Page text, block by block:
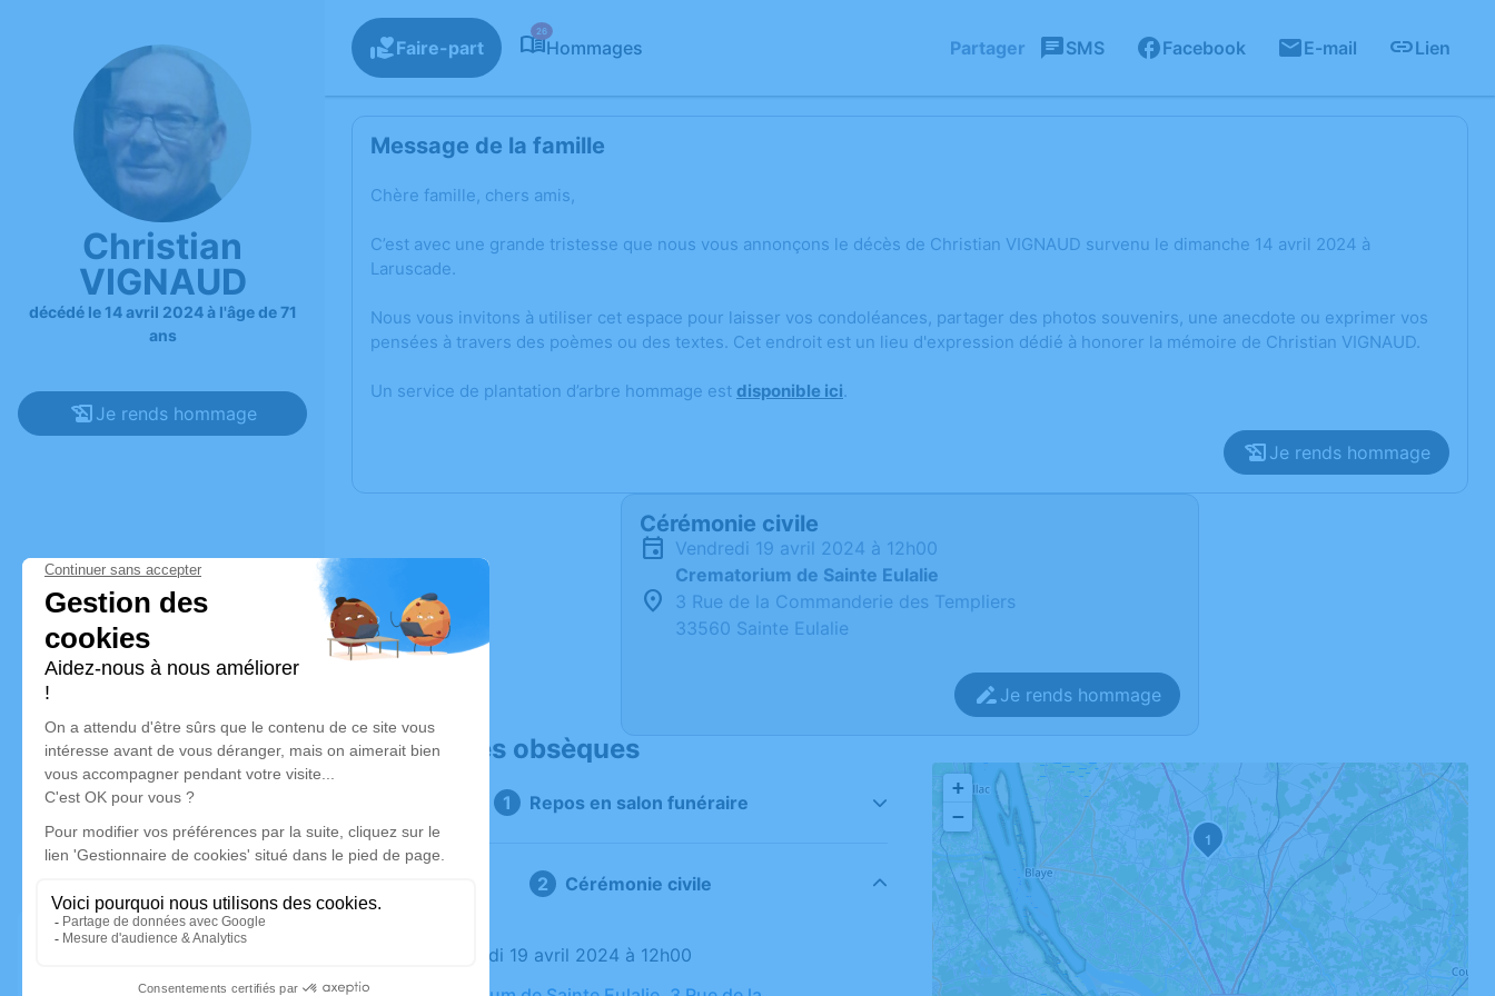
Christian
VIGNAUD
décédé le 14 avril 2024 à l'âge de 71
ans
Je rends hommage
Faire-part
26
Hommages Partager SMS Facebook E-mail Lien
Message de la famille
Chère famille, chers amis,
C’est avec une grande tristesse que nous vous annonçons le décès de Christian VIGNAUD survenu le dimanche 14 avril 2024 à
Laruscade.
Nous vous invitons à utiliser cet espace pour laisser vos condoléances, partager des photos souvenirs, une anecdote ou exprimer vos
pensées à travers des poèmes ou des textes. Cet endroit est un lieu d'expression dédié à honorer la mémoire de Christian VIGNAUD.
Un service de plantation d’arbre hommage est disponible ici.
Je rends hommage
Cérémonie civile
vendredi 19 avril 2024 à 12h00
Crematorium de Sainte Eulalie
3 Rue de la Commanderie des Templiers
33560 Sainte Eulalie
Je rends hommage
Déroulé des obsèques
Repos en salon funéraire
Cérémonie civile
Le vendredi 19 avril 2024 à 12h00
1
+
−